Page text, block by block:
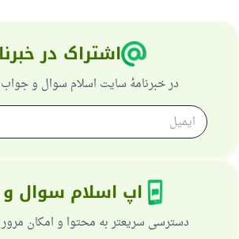
اشتراک در
در خبرنامهٔ سایت اسلام سوال و
اپ اسلام سوال
دسترسی سریعتر به محتوا و امکان